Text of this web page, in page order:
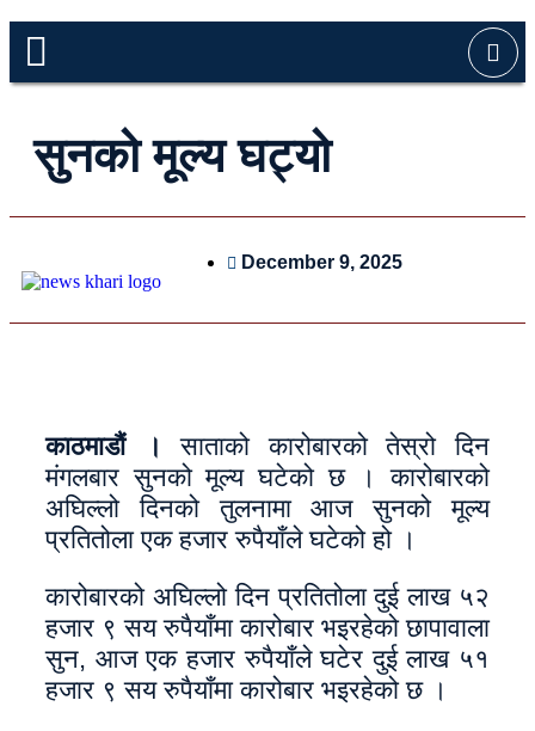
सुनको मूल्य घट्यो
December 9, 2025
काठमाडौं ।
साताको कारोबारको तेस्रो दिन
मंगलबार सुनको मूल्य घटेको छ । कारोबारको
अघिल्लो दिनको तुलनामा आज सुनको मूल्य
प्रतितोला एक हजार रुपैयाँले घटेको हो ।
कारोबारको अघिल्लो दिन प्रतितोला दुई लाख ५२
हजार ९ सय रुपैयाँमा कारोबार भइरहेको छापावाला
सुन, आज एक हजार रुपैयाँले घटेर दुई लाख ५१
हजार ९ सय रुपैयाँमा कारोबार भइरहेको छ ।